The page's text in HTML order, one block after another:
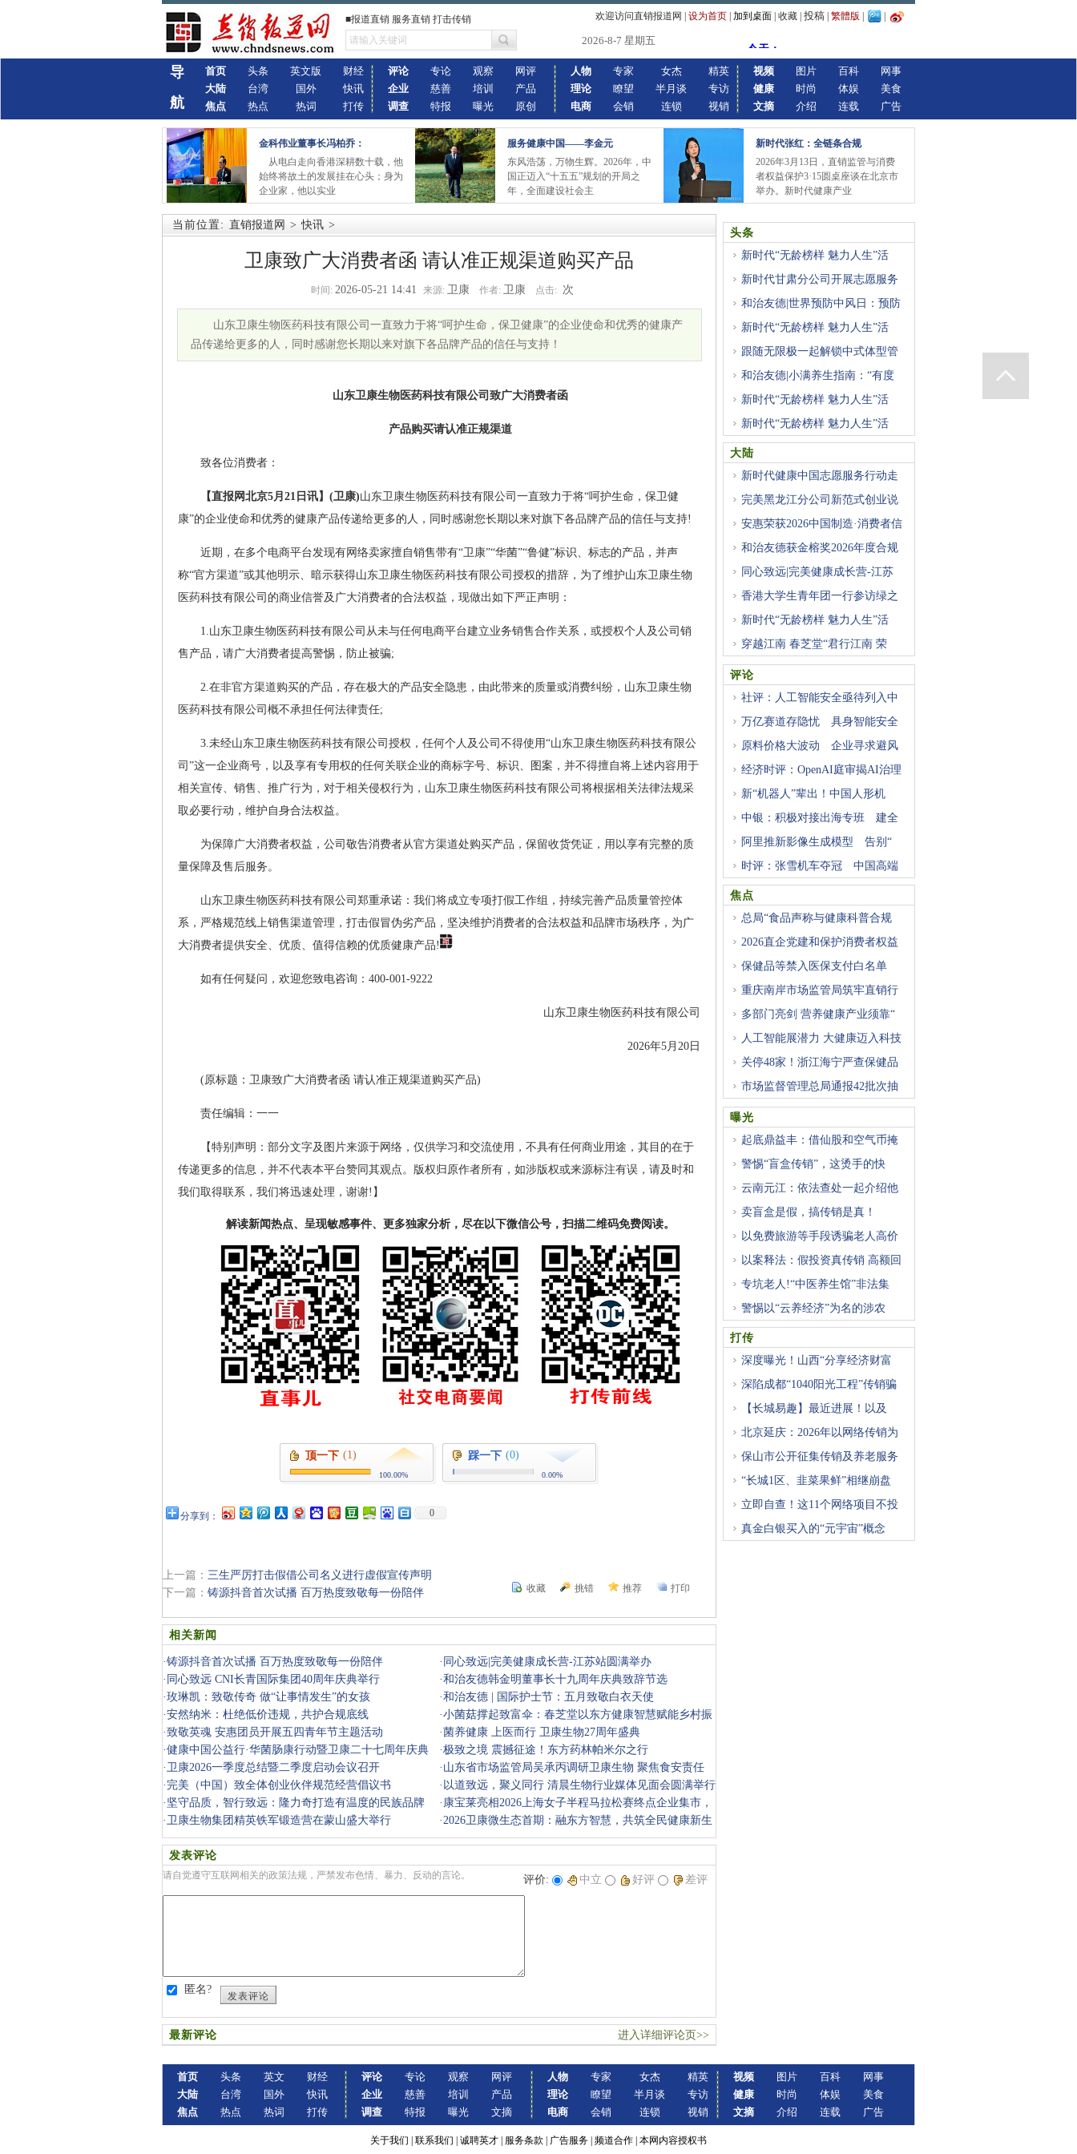
■报道直销 服务直销 打击传销 欢迎访问直销报道网 设为首页 加到桌面 收藏 投稿 繁體版
2026-8-7 星期五
导
航
首页
大陆
焦点
头条
台湾
热点
英文版
国外
热词
财经
快讯
打传
评论
企业
调查
专论
慈善
特报
观察
培训
曝光
网评
产品
原创
人物
理论
电商
专家
瞭望
会销
女杰
半月谈
连锁
精英
专访
视销
视频
健康
文摘
图片
时尚
介绍
百科
体娱
连载
网事
美食
广告
金科伟业董事长冯柏乔：
从电白走向香港深耕数十载，他
始终将故土的发展挂在心头；身为
企业家，他以实业
服务健康中国——李金元
东风浩荡，万物生辉。2026年，中
国正迈入“十五五”规划的开局之
年，全面建设社会主
新时代张红：全链条合规
2026年3月13日，直销监管与消费
者权益保护3·15圆桌座谈在北京市
举办。新时代健康产业
当前位置: 直销报道网 > 快讯 >
卫康致广大消费者函 请认准正规渠道购买产品
时间: 2026-05-21 14:41 来源: 卫康 作者: 卫康 点击: 次
山东卫康生物医药科技有限公司一直致力于将“呵护生命，保卫健康”的企业使命和优秀的健康产
品传递给更多的人，同时感谢您长期以来对旗下各品牌产品的信任与支持！
山东卫康生物医药科技有限公司致广大消费者函
产品购买请认准正规渠道
致各位消费者：
【直报网北京5月21日讯】(卫康)山东卫康生物医药科技有限公司一直致力于将“呵护生命，保卫健
康”的企业使命和优秀的健康产品传递给更多的人，同时感谢您长期以来对旗下各品牌产品的信任与支持!
近期，在多个电商平台发现有网络卖家擅自销售带有“卫康”“华菌”“鲁健”标识、标志的产品，并声
称“官方渠道”或其他明示、暗示获得山东卫康生物医药科技有限公司授权的措辞，为了维护山东卫康生物
医药科技有限公司的商业信誉及广大消费者的合法权益，现做出如下严正声明：
1.山东卫康生物医药科技有限公司从未与任何电商平台建立业务销售合作关系，或授权个人及公司销
售产品，请广大消费者提高警惕，防止被骗;
2.在非官方渠道购买的产品，存在极大的产品安全隐患，由此带来的质量或消费纠纷，山东卫康生物
医药科技有限公司概不承担任何法律责任;
3.未经山东卫康生物医药科技有限公司授权，任何个人及公司不得使用“山东卫康生物医药科技有限公
司”这一企业商号，以及享有专用权的任何关联企业的商标字号、标识、图案，并不得擅自将上述内容用于
相关宣传、销售、推广行为，对于相关侵权行为，山东卫康生物医药科技有限公司将根据相关法律法规采
取必要行动，维护自身合法权益。
为保障广大消费者权益，公司敬告消费者从官方渠道处购买产品，保留收货凭证，用以享有完整的质
量保障及售后服务。
山东卫康生物医药科技有限公司郑重承诺：我们将成立专项打假工作组，持续完善产品质量管控体
系，严格规范线上销售渠道管理，打击假冒伪劣产品，坚决维护消费者的合法权益和品牌市场秩序，为广
大消费者提供安全、优质、值得信赖的优质健康产品!
如有任何疑问，欢迎您致电咨询：400-001-9222
山东卫康生物医药科技有限公司
2026年5月20日
(原标题：卫康致广大消费者函 请认准正规渠道购买产品)
责任编辑：一一
【特别声明：部分文字及图片来源于网络，仅供学习和交流使用，不具有任何商业用途，其目的在于
传递更多的信息，并不代表本平台赞同其观点。版权归原作者所有，如涉版权或来源标注有误，请及时和
我们取得联系，我们将迅速处理，谢谢!】
解读新闻热点、呈现敏感事件、更多独家分析，尽在以下微信公号，扫描二维码免费阅读。
顶一下 (1)
100.00%
踩一下 (0)
0.00%
分享到： 0
上一篇： 三生严厉打击假借公司名义进行虚假宣传声明
下一篇： 铸源抖音首次试播 百万热度致敬每一份陪伴 收藏 挑错 推荐 打印
相关新闻
·铸源抖音首次试播 百万热度致敬每一份陪伴 · 同心致远|完美健康成长营-江苏站圆满举办
· 同心致远 CNI长青国际集团40周年庆典举行 ·和治友德韩金明董事长十九周年庆典致辞节选
·玫琳凯：致敬传奇 做“让事情发生”的女孩 ·和治友德 | 国际护士节：五月致敬白衣天使
·安然纳米：杜绝低价违规，共护合规底线 ·小菌菇撑起致富伞：春芝堂以东方健康智慧赋能乡村振
兴
·致敬英魂 安惠团员开展五四青年节主题活动 ·菌养健康 上医而行 卫康生物27周年盛典
·健康中国公益行·华菌肠康行动暨卫康二十七周年庆典
盛大启幕
·极致之境 震撼征途！东方药林帕米尔之行
·卫康2026一季度总结暨二季度启动会议召开 · 山东省市场监管局吴承丙调研卫康生物 聚焦食安责任
· 完美（中国）致全体创业伙伴规范经营倡议书 · 以道致远，聚义同行 清晨生物行业媒体见面会圆满举行
· 坚守品质，智行致远：隆力奇打造有温度的民族品牌 · 康宝莱亮相2026上海女子半程马拉松赛终点企业集市，
以科学营养
·卫康生物集团精英铁军锻造营在蒙山盛大举行 ·2026卫康微生态首期：融东方智慧，共筑全民健康新生
态
发表评论
请自觉遵守互联网相关的政策法规，严禁发布色情、暴力、反动的言论。 评价: 中立 好评 差评
匿名?
发表评论
最新评论 进入详细评论页>>
头条
新时代“无龄榜样 魅力人生”活
新时代甘肃分公司开展志愿服务
和治友德|世界预防中风日：预防
新时代“无龄榜样 魅力人生”活
跟随无限极一起解锁中式体型管
和治友德|小满养生指南：“有度
新时代“无龄榜样 魅力人生”活
新时代“无龄榜样 魅力人生”活
大陆
新时代健康中国志愿服务行动走
完美黑龙江分公司新范式创业说
安惠荣获2026中国制造·消费者信
和治友德获金榕奖2026年度合规
同心致远|完美健康成长营-江苏
香港大学生青年团一行参访绿之
新时代“无龄榜样 魅力人生”活
穿越江南 春芝堂“君行江南 荣
评论
社评：人工智能安全亟待列入中
万亿赛道存隐忧 具身智能安全
原料价格大波动 企业寻求避风
经济时评：OpenAI庭审揭AI治理
新“机器人”辈出！中国人形机
中银：积极对接出海专班 建全
阿里推新影像生成模型 告别“
时评：张雪机车夺冠 中国高端
焦点
总局“食品声称与健康科普合规
2026直企党建和保护消费者权益
保健品等禁入医保支付白名单
重庆南岸市场监管局筑牢直销行
多部门亮剑 营养健康产业须靠“
人工智能展潜力 大健康迈入科技
关停48家！浙江海宁严查保健品
市场监督管理总局通报42批次抽
曝光
起底鼎益丰：借仙股和空气币掩
警惕“盲盒传销”，这烫手的快
云南元江：依法查处一起介绍他
卖盲盒是假，搞传销是真！
以免费旅游等手段诱骗老人高价
以案释法：假投资真传销 高额回
专坑老人!“中医养生馆”非法集
警惕以“云养经济”为名的涉农
打传
深度曝光！山西“分享经济财富
深陷成都“1040阳光工程”传销骗
【长城易趣】最近进展！以及
北京延庆：2026年以网络传销为
保山市公开征集传销及养老服务
“长城1区、韭菜果鲜”相继崩盘
立即自查！这11个网络项目不投
真金白银买入的“元宇宙”概念
首页
大陆
焦点
头条
台湾
热点
英文
国外
热词
财经
快讯
打传
评论
企业
调查
专论
慈善
特报
观察
培训
曝光
网评
产品
文摘
人物
理论
电商
专家
瞭望
会销
女杰
半月谈
连锁
精英
专访
视销
视频
健康
文摘
图片
时尚
介绍
百科
体娱
连载
网事
美食
广告
关于我们 联系我们 诚聘英才 服务条款 广告服务 频道合作 本网内容授权书